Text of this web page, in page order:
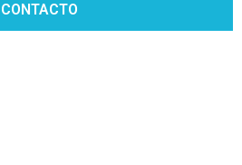
CONTACTO